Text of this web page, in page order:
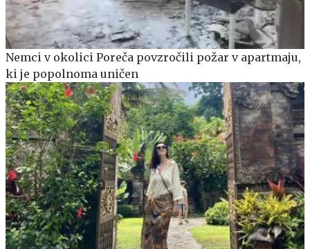
Nemci v okolici Poreča povzročili požar v apartmaju,
ki je popolnoma uničen